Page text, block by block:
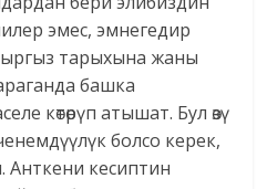
эмес, эмнегедир
тарыхына жаны
башка
көтөрүп атышат. Бул өзү
болсо керек,
Анткени кесиптин